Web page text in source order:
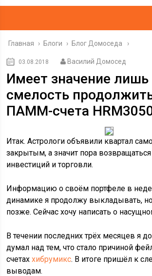
Главная › Блоги › Блог Домоседа
03.08.2018 Василий Домосед
Имеет значение лишь
смелость
ПАММ-счета
Итак. Астрологи объявили квартал
закрытым, а значит пора
инвестиций и торговли.
Информацию о своём портфеле в
динамике я продолжу выкладывать,
позже. Сейчас хочу написать о
В течении последних трёх месяцев я
думал над тем, что стало причиной
счетаххибрумикс. В итоге пришёл к
выводам.